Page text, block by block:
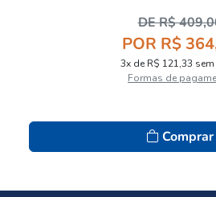
DE R$
POR R$
3x de R$ 121,33
Formas de
Comprar